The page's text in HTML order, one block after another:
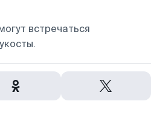
встречаться